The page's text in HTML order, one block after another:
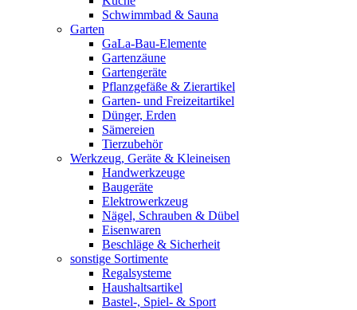
Schwimmbad & Sauna
Garten
GaLa-Bau-Elemente
Gartenzäune
Gartengeräte
Pflanzgefäße & Zierartikel
Garten- und Freizeitartikel
Dünger, Erden
Sämereien
Tierzubehör
Werkzeug, Geräte & Kleineisen
Handwerkzeuge
Baugeräte
Elektrowerkzeug
Nägel, Schrauben & Dübel
Eisenwaren
Beschläge & Sicherheit
sonstige Sortimente
Regalsysteme
Haushaltsartikel
Bastel-, Spiel- & Sport